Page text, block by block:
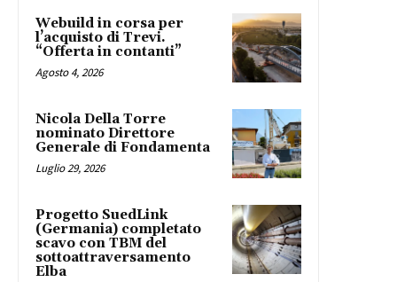
Webuild in corsa per
l’acquisto di Trevi.
“Offerta in contanti”
Agosto 4, 2026
Nicola Della Torre
nominato Direttore
Generale di Fondamenta
Luglio 29, 2026
Progetto SuedLink
(Germania) completato
scavo con TBM del
sottoattraversamento
Elba